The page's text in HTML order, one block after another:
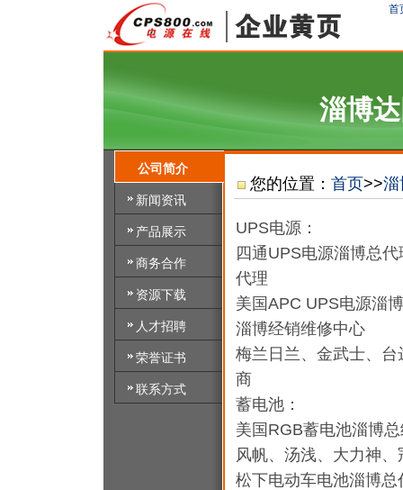
首
淄博
公司简介
新闻资讯
产品展示
商务合作
资源下载
人才招聘
荣誉证书
联系方式
您的位置： 首页>>淄
UPS电源：
四通UPS电源淄博总
代理
美国APC UPS电源淄
淄博经销维修中心
梅兰日兰、金武士、
商
蓄电池：
美国RGB蓄电池淄博
风帆、汤浅、大力神
松下电动车电池淄博